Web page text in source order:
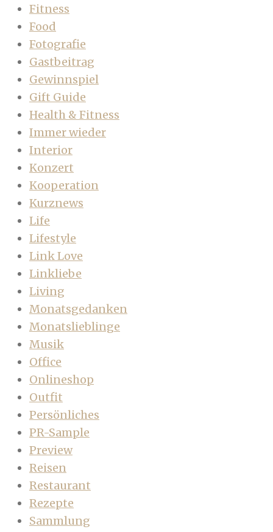
Fitness
Food
Fotografie
Gastbeitrag
Gewinnspiel
Gift Guide
Health & Fitness
Immer wieder
Interior
Konzert
Kooperation
Kurznews
Life
Lifestyle
Link Love
Linkliebe
Living
Monatsgedanken
Monatslieblinge
Musik
Office
Onlineshop
Outfit
Persönliches
PR-Sample
Preview
Reisen
Restaurant
Rezepte
Sammlung